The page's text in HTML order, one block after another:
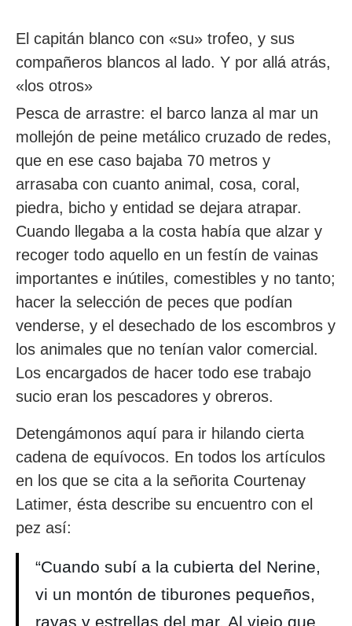
El capitán blanco con «su» trofeo, y sus
compañeros blancos al lado. Y por allá atrás,
«los otros»
Pesca de arrastre: el barco lanza al mar un
mollejón de peine metálico cruzado de redes,
que en ese caso bajaba 70 metros y
arrasaba con cuanto animal, cosa, coral,
piedra, bicho y entidad se dejara atrapar.
Cuando llegaba a la costa había que alzar y
recoger todo aquello en un festín de vainas
importantes e inútiles, comestibles y no tanto;
hacer la selección de peces que podían
venderse, y el desechado de los escombros y
los animales que no tenían valor comercial.
Los encargados de hacer todo ese trabajo
sucio eran los pescadores y obreros.
Detengámonos aquí para ir hilando cierta
cadena de equívocos. En todos los artículos
en los que se cita a la señorita Courtenay
Latimer, ésta describe su encuentro con el
pez así:
“Cuando subí a la cubierta del Nerine,
vi un montón de tiburones pequeños,
rayas y estrellas del mar. Al viejo que